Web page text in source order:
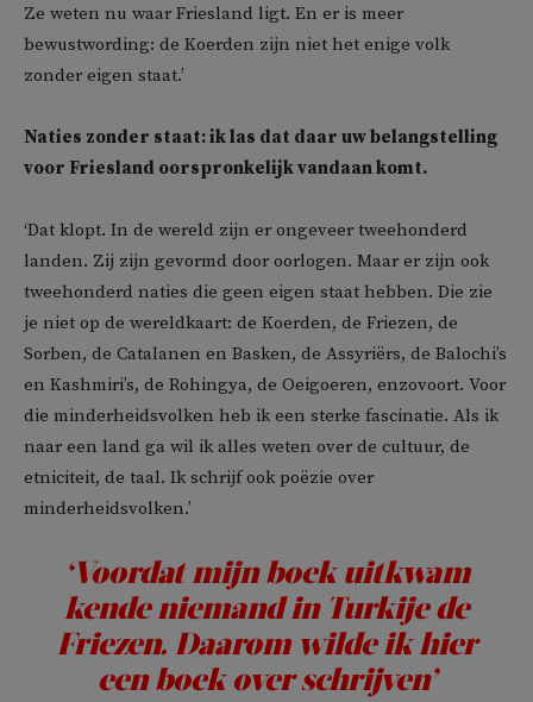
Ze weten nu waar Friesland ligt. En er is meer
bewustwording: de Koerden zijn niet het enige volk
zonder eigen staat.’
Naties zonder staat: ik las dat daar uw belangstelling
voor Friesland oorspronkelijk vandaan komt.
‘Dat klopt. In de wereld zijn er ongeveer tweehonderd
landen. Zij zijn gevormd door oorlogen. Maar er zijn ook
tweehonderd naties die geen eigen staat hebben. Die zie
je niet op de wereldkaart: de Koerden, de Friezen, de
Sorben, de Catalanen en Basken, de Assyriërs, de Balochi’s
en Kashmiri’s, de Rohingya, de Oeigoeren, enzovoort. Voor
die minderheidsvolken heb ik een sterke fascinatie. Als ik
naar een land ga wil ik alles weten over de cultuur, de
etniciteit, de taal. Ik schrijf ook poëzie over
minderheidsvolken.’
‘Voordat mijn boek uitkwam
kende niemand in Turkije de
Friezen. Daarom wilde ik hier
een boek over schrijven’